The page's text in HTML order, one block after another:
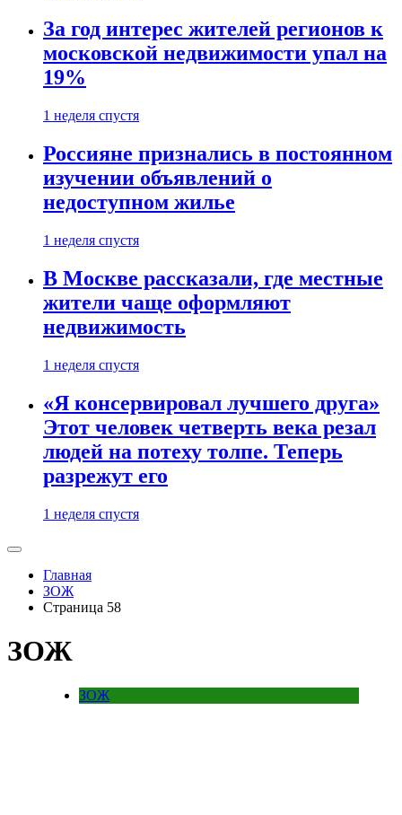
За год интерес жителей регионов к
московской недвижимости упал на
19%
1 неделя спустя
Россияне признались в постоянном
изучении объявлений о
недоступном жилье
1 неделя спустя
В Москве рассказали, где местные
жители чаще оформляют
недвижимость
1 неделя спустя
«Я консервировал лучшего друга»
Этот человек четверть века резал
людей на потеху толпе. Теперь
разрежут его
1 неделя спустя
Главная
ЗОЖ
Страница 58
ЗОЖ
ЗОЖ